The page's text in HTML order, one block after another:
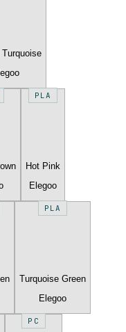
PLA
Hot Pink
Elegoo
PLA
Turquoise Green
Elegoo
PC